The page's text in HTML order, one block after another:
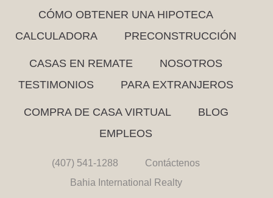
CÓMO OBTENER UNA HIPOTECA
CALCULADORA
PRECONSTRUCCIÓN
CASAS EN REMATE
NOSOTROS
TESTIMONIOS
PARA EXTRANJEROS
COMPRA DE CASA VIRTUAL
BLOG
EMPLEOS
(407) 541-1288
Contáctenos
Bahia International Realty